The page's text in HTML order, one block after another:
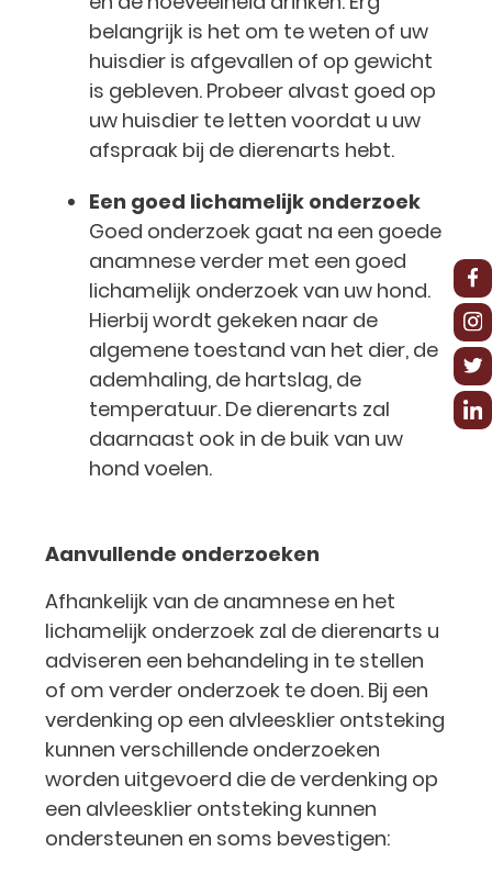
belangrijk is het om te weten of uw
huisdier is afgevallen of op gewicht
is gebleven. Probeer alvast goed op
uw huisdier te letten voordat u uw
afspraak bij de dierenarts hebt.
Een goed lichamelijk onderzoek
Goed onderzoek gaat na een goede
anamnese verder met een goed
lichamelijk onderzoek van uw hond.
Hierbij wordt gekeken naar de
algemene toestand van het dier, de
ademhaling, de hartslag, de
temperatuur. De dierenarts zal
daarnaast ook in de buik van uw
hond voelen.
Aanvullende onderzoeken
Afhankelijk van de anamnese en het
lichamelijk onderzoek zal de dierenarts u
adviseren een behandeling in te stellen
of om verder onderzoek te doen. Bij een
verdenking op een alvleesklier ontsteking
kunnen verschillende onderzoeken
worden uitgevoerd die de verdenking op
een alvleesklier ontsteking kunnen
ondersteunen en soms bevestigen: